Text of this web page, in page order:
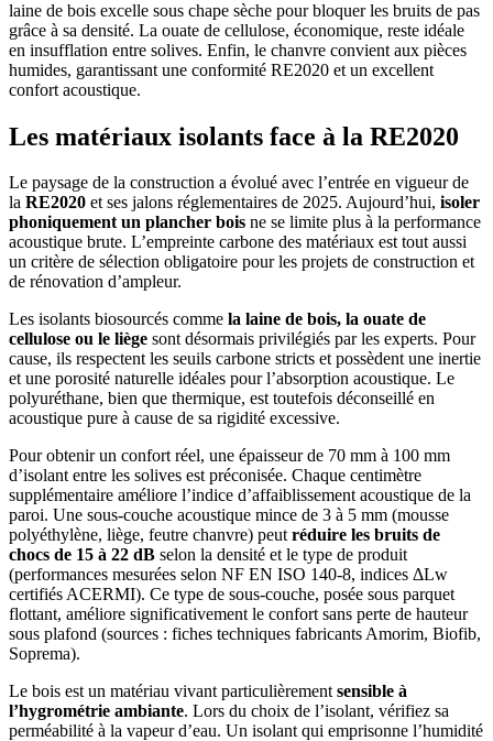
laine de bois excelle sous chape sèche pour bloquer les bruits de pas
grâce à sa densité. La ouate de cellulose, économique, reste idéale
en insufflation entre solives. Enfin, le chanvre convient aux pièces
humides, garantissant une conformité RE2020 et un excellent
confort acoustique.
Les matériaux isolants face à la RE2020
Le paysage de la construction a évolué avec l’entrée en vigueur de
la RE2020 et ses jalons réglementaires de 2025. Aujourd’hui, isoler
phoniquement un plancher bois ne se limite plus à la performance
acoustique brute. L’empreinte carbone des matériaux est tout aussi
un critère de sélection obligatoire pour les projets de construction et
de rénovation d’ampleur.
Les isolants biosourcés comme la laine de bois, la ouate de
cellulose ou le liège sont désormais privilégiés par les experts. Pour
cause, ils respectent les seuils carbone stricts et possèdent une inertie
et une porosité naturelle idéales pour l’absorption acoustique. Le
polyuréthane, bien que thermique, est toutefois déconseillé en
acoustique pure à cause de sa rigidité excessive.
Pour obtenir un confort réel, une épaisseur de 70 mm à 100 mm
d’isolant entre les solives est préconisée. Chaque centimètre
supplémentaire améliore l’indice d’affaiblissement acoustique de la
paroi. Une sous-couche acoustique mince de 3 à 5 mm (mousse
polyéthylène, liège, feutre chanvre) peutréduire les bruits de
chocs de 15 à 22 dB selon la densité et le type de produit
(performances mesurées selon NF EN ISO 140-8, indices ΔLw
certifiés ACERMI). Ce type de sous-couche, posée sous parquet
flottant, améliore significativement le confort sans perte de hauteur
sous plafond (sources : fiches techniques fabricants Amorim, Biofib,
Soprema).
Le bois est un matériau vivant particulièrementsensible à
l’hygrométrie ambiante. Lors du choix de l’isolant, vérifiez sa
perméabilité à la vapeur d’eau. Un isolant qui emprisonne l’humidité